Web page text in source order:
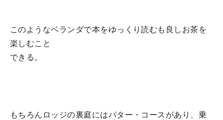
このようなベランダで本をゆっくり読むも良しお茶を
楽しむこと
できる。
もちろんロッジの裏庭にはパター・コースがあり、乗